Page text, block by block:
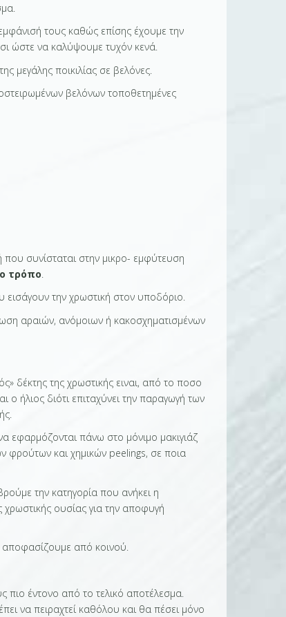
τους καθώς επίσης έχουμε την
ώστε να καλύψουμε τυχόν κενά.
μεγάλης ποικιλίας σε βελόνες.
βελόνων τοποθετημένες
που συνίσταται στην μικρο- εμφύτευση
τρόπο
εισάγουν την χρωστική στον υποδόριο.
αραιών, ανόμοιων ή κακοσχηματισμένων
δέκτης της χρωστικής ειναι, από το ποσο
ο ήλιος διότι επιταχύνει την παραγωγή των
εφαρμόζονται πάνω στο μόνιμο μακιγιάζ
φρούτων και χημικών peelings, σε ποια
την κατηγορία που ανήκει η
ουσίας για την αποφυγή
από κοινού.
πιο έντονο από το τελικό αποτέλεσμα.
να πειραχτεί καθόλου και θα πέσει μόνο